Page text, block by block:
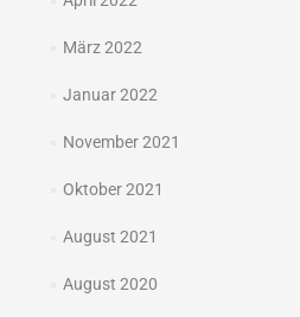
März 2022
Januar 2022
November 2021
Oktober 2021
August 2021
August 2020